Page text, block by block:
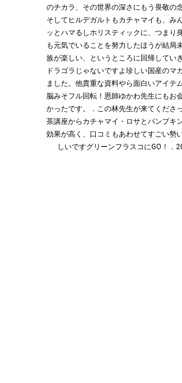
のチカラ、その世界の深さにもう畏敬の
そしてヒルデガルトもカチャマイも、み
ッとハマるしホリスティックに、つまり
も元気でいることを努力したほうが結局
族が楽しい、というところに回帰してい
ドラゴラじゃないですよ︎珍しい国産のマ
ました。他貴重な資料やら面白いアイテ
脳みそフル回転！恩師ゆかわ先生にもお
かったです。．この林先生が来てくださ
茶講座からカチャマイ・ロサとパンプキ
効果が高く、口コミもあわせてすごい勢
しいですグリーンフラスコにGO！．